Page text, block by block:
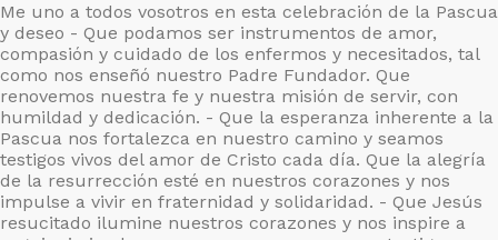
Me uno a todos vosotros en esta celebración de la Pascua
y deseo - Que podamos ser instrumentos de amor,
compasión y cuidado de los enfermos y necesitados, tal
como nos enseñó nuestro Padre Fundador. Que
renovemos nuestra fe y nuestra misión de servir, con
humildad y dedicación. - Que la esperanza inherente a la
Pascua nos fortalezca en nuestro camino y seamos
testigos vivos del amor de Cristo cada día. Que la alegría
de la resurrección esté en nuestros corazones y nos
impulse a vivir en fraternidad y solidaridad. - Que Jesús
resucitado ilumine nuestros corazones y nos inspire a